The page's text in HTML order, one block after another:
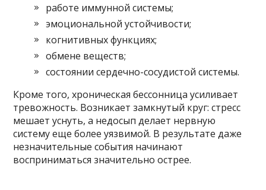
работе иммунной системы;
эмоциональной устойчивости;
когнитивных функциях;
обмене веществ;
состоянии сердечно-сосудистой системы.
Кроме того, хроническая бессонница усиливает
тревожность. Возникает замкнутый круг: стресс
мешает уснуть, а недосып делает нервную
систему еще более уязвимой. В результате даже
незначительные события начинают
восприниматься значительно острее.